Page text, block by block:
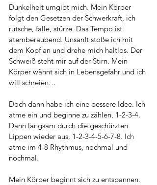
Dunkelheit umgibt mich. Mein Körper
folgt den Gesetzen der Schwerkraft, ich
rutsche, falle, stürze. Das Tempo ist
atemberaubend. Unsanft stoße ich mit
dem Kopf an und drehe mich haltlos. Der
Schweiß steht mir auf der Stirn. Mein
Körper wähnt sich in Lebensgefahr und ich
will schreien…
Doch dann habe ich eine bessere Idee. Ich
atme ein und beginne zu zählen, 1-2-3-4.
Dann langsam durch die geschürzten
Lippen wieder aus, 1-2-3-4-5-6-7-8. Ich
atme im 4-8 Rhythmus, nochmal und
nochmal.
Mein Körper beginnt sich zu entspannen.